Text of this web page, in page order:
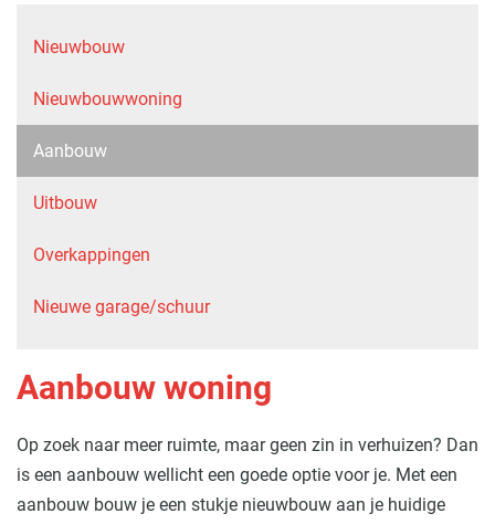
Nieuwbouw
Nieuwbouwwoning
Aanbouw
Uitbouw
Overkappingen
Nieuwe garage/schuur
Aanbouw woning
Op zoek naar meer ruimte, maar geen zin in verhuizen? Dan
is een aanbouw wellicht een goede optie voor je. Met een
aanbouw bouw je een stukje nieuwbouw aan je huidige